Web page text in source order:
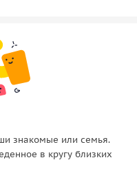
собор.
залива
Петергофском
будем по Нижнему
и каскады.
знакомые или семья.
в кругу близких